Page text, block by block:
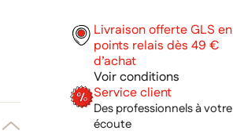
Livraison offerte GLS en
points relais dès 49 €
d’achat
Voir conditions
Service client
Des professionnels à votre
écoute